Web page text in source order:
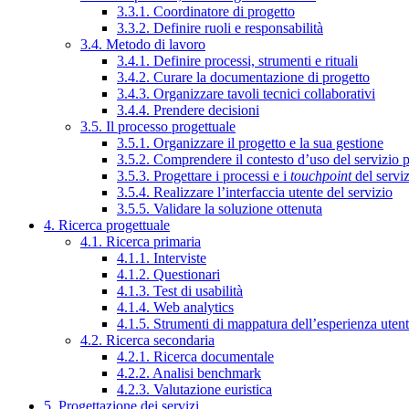
3.3.1. Coordinatore di progetto
3.3.2. Definire ruoli e responsabilità
3.4. Metodo di lavoro
3.4.1. Definire processi, strumenti e rituali
3.4.2. Curare la documentazione di progetto
3.4.3. Organizzare tavoli tecnici collaborativi
3.4.4. Prendere decisioni
3.5. Il processo progettuale
3.5.1. Organizzare il progetto e la sua gestione
3.5.2. Comprendere il contesto d’uso del servizio
3.5.3. Progettare i processi e i touchpointdel
3.5.4. Realizzare l’interfaccia utente del servizio
3.5.5. Validare la soluzione ottenuta
4. Ricerca progettuale
4.1. Ricerca primaria
4.1.1. Interviste
4.1.2. Questionari
4.1.3. Test di usabilità
4.1.4. Web analytics
4.1.5. Strumenti di mappatura dell’esperienza
4.2. Ricerca secondaria
4.2.1. Ricerca documentale
4.2.2. Analisi benchmark
4.2.3. Valutazione euristica
5. Progettazione dei servizi